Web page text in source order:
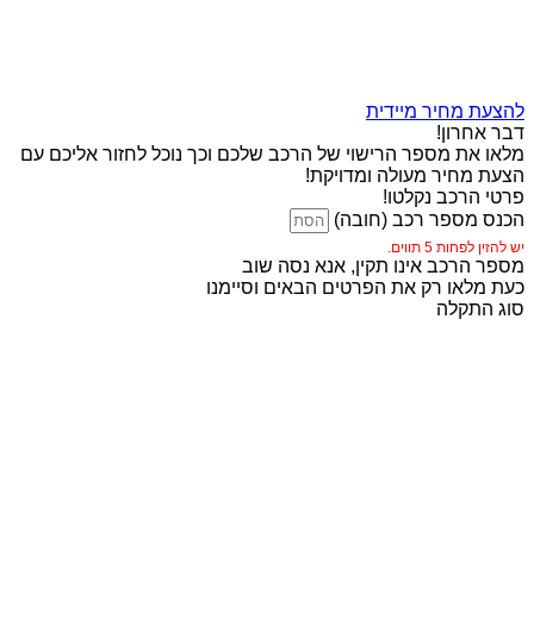
להצעת מחיר מיידית
דבר אחרון!
מלאו את מספר הרישוי של הרכב שלכם וכך נוכל לחזור אליכם עם
הצעת מחיר מעולה ומדויקת!
פרטי הרכב נקלטו!
הכנס מספר רכב (חובה)
יש להזין לפחות 5 תווים.
מספר הרכב אינו תקין, אנא נסה שוב
כעת מלאו רק את הפרטים הבאים וסיימנו
סוג התקלה